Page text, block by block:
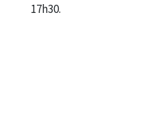
17h30.